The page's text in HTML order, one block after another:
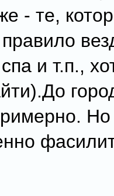
- те,
и т.п.,